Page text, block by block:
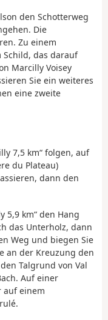
den Schotterweg
Die
Zu einem
das darauf
Marcilly Voisey
Sie ein weiteres
eine zweite
7,5 km“ folgen, auf
du Plateau)
dann den
5,9 km“ den Hang
das Unterholz, dann
Weg und biegen Sie
an der Kreuzung den
Talgrund von Val
Auf einer
auf einem